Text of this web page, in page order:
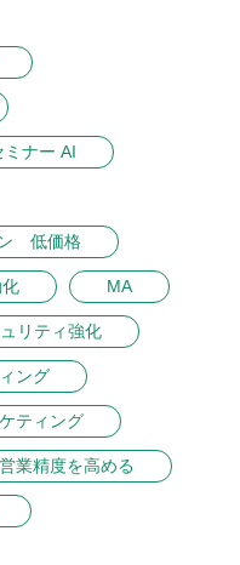
ミナー AI
ン 低価格
化 MA
リティ強化
ング
ティング
営業精度を高める